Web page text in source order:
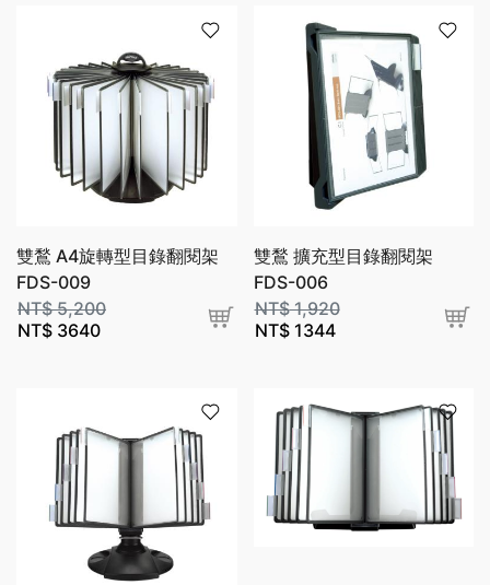
雙鶖 A4旋轉型目錄翻閱架
FDS-009
NT$5,200
NT$ 3640
雙鶖 擴充型目錄翻閱架
FDS-006
NT$1,920
NT$1344